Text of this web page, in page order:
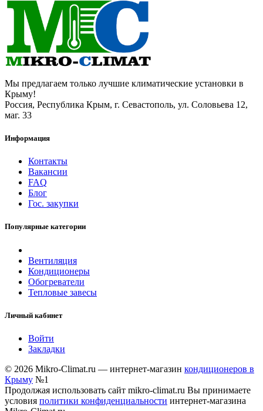
Мы предлагаем только лучшие климатические установки в
Крыму!
Россия, Республика Крым, г. Севастополь, ул. Соловьева 12,
маг. 33
Информация
Контакты
Вакансии
FAQ
Блог
Гос. закупки
Популярные категории
Вентиляция
Кондиционеры
Обогреватели
Тепловые завесы
Личный кабинет
Войти
Закладки
© 2026 Mikro-Climat.ru — интернет-магазин кондиционеров в
Крыму №1
Продолжая использовать сайт mikro-climat.ru Вы принимаете
условия политики конфиденциальности интернет-магазина